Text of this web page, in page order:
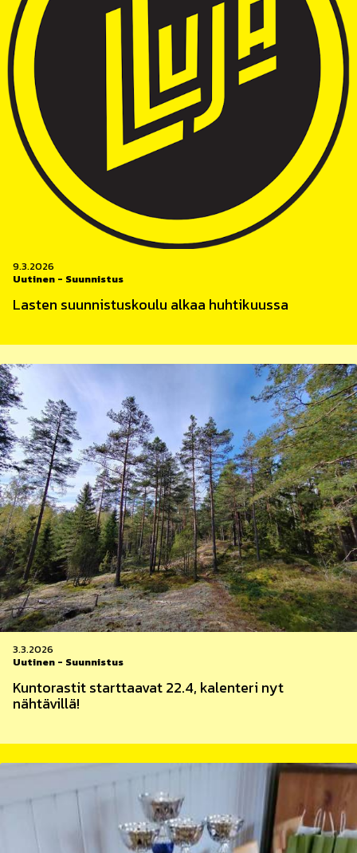
9.3.2026
Uutinen - Suunnistus
Lasten suunnistuskoulu alkaa huhtikuussa
3.3.2026
Uutinen - Suunnistus
Kuntorastit starttaavat 22.4, kalenteri nyt
nähtävillä!